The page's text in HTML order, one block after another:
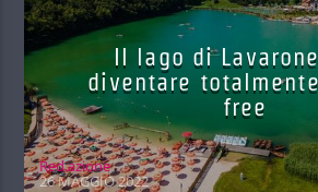
Il lago di
diventare
free
Red.azione
26 MAGGIO 2022